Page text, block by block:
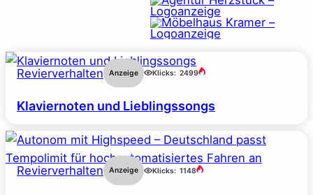
Revierverhalten Anzeige Klicks: 2499
Klaviernoten und Lieblingssongs
Revierverhalten Anzeige Klicks: 1148